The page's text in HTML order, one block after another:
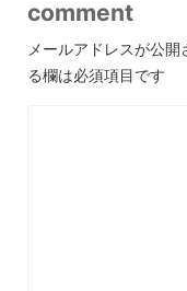
comment
メールアドレスが公開
る欄は必須項目です